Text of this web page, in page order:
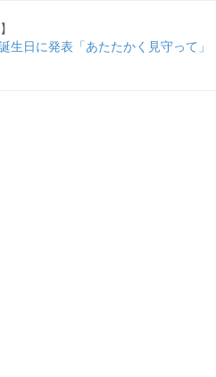
日に発表「あたたかく見守って」